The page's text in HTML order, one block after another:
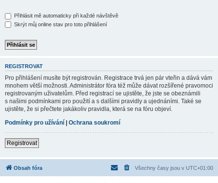
Přihlásit mě automaticky při každé návštěvě
Skrýt můj online stav pro toto přihlášení
REGISTROVAT
Pro přihlášení musíte být registrován. Registrace trvá jen pár vteřin a dává vám
mnohem větší možnosti. Administrátor fóra též může dávat rozšířené pravomoci
registrovaným uživatelům. Před registrací se ujistěte, že jste se obeznámili
s našimi podmínkami pro použití a s dalšími pravidly a ujednáními. Také se
ujistěte, že si přečtete jakákoliv pravidla, která se na fóru objeví.
Podmínky pro užívání | Ochrana soukromí
Registrovat
Obsah fóra Všechny časy jsou v UTC+01:00